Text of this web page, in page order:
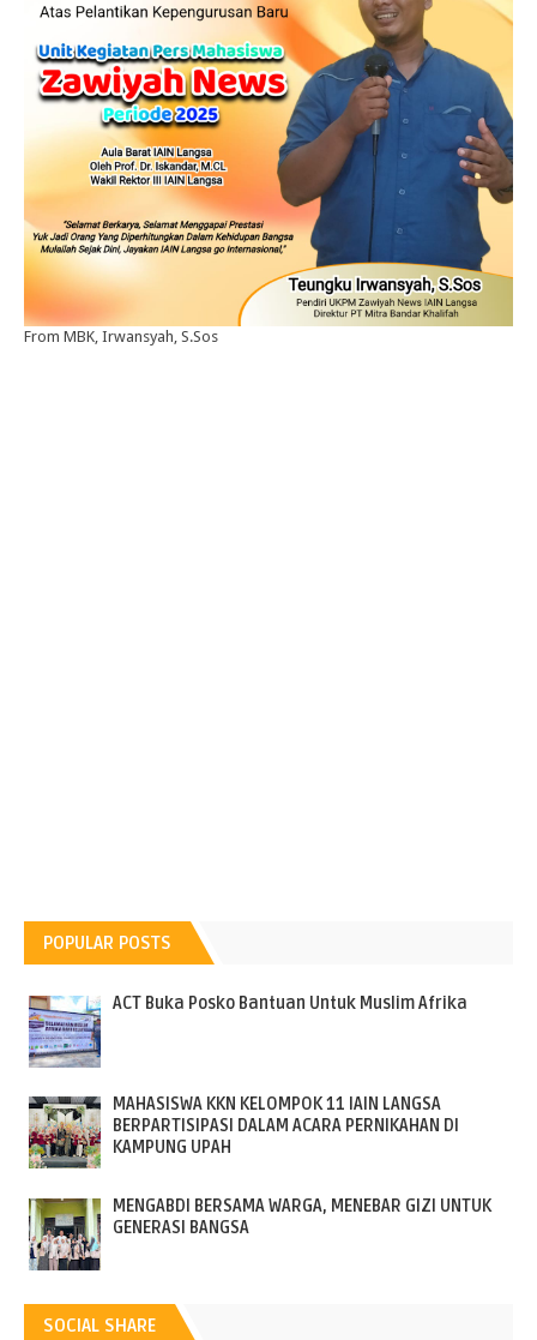
From MBK, Irwansyah, S.Sos
POPULAR POSTS
ACT Buka Posko Bantuan Untuk Muslim Afrika
MAHASISWA KKN KELOMPOK 11 IAIN LANGSA
BERPARTISIPASI DALAM ACARA PERNIKAHAN DI
KAMPUNG UPAH
MENGABDI BERSAMA WARGA, MENEBAR GIZI UNTUK
GENERASI BANGSA
SOCIAL SHARE